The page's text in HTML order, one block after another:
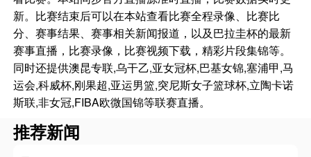
新。比赛结束后可以在本站查看比赛全程录像、比赛比
分、赛事结果、赛事相关新闻报道，以及巴拉圭杯的最新
赛事直播，比赛录像，比赛视频下载，精彩片段集锦等。
同时还提供澳昆专联,乌干乙,亚女冠杯,巴基女锦,塞浦甲,马
运会,科威杯,刚果超,亚运男篮,突尼斯女子篮球杯,立陶卡诺
斯联,非女冠,FIBA欧微国锦等联赛直播。
推荐新闻